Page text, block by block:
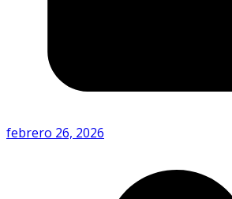
febrero 26, 2026